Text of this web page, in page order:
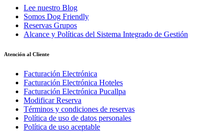
Lee nuestro Blog
Somos Dog Friendly
Reservas Grupos
Alcance y Políticas del Sistema Integrado de Gestión
Atención al Cliente
Facturación Electrónica
Facturación Electrónica Hoteles
Facturación Electrónica Pucallpa
Modificar Reserva
Términos y condiciones de reservas
Política de uso de datos personales
Política de uso aceptable